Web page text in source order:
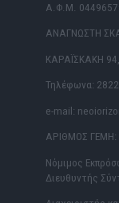
Α.Φ.Μ.
ΑΝΑΓΝΩΣΤΗ
ΚΑΡΑΪΣΚΑΚΗ
Τηλέφωνα:
e-mail:
ΑΡΙΘΜΟΣ ΓΕΜΗ:
Νόμιμος
Διευθυντής